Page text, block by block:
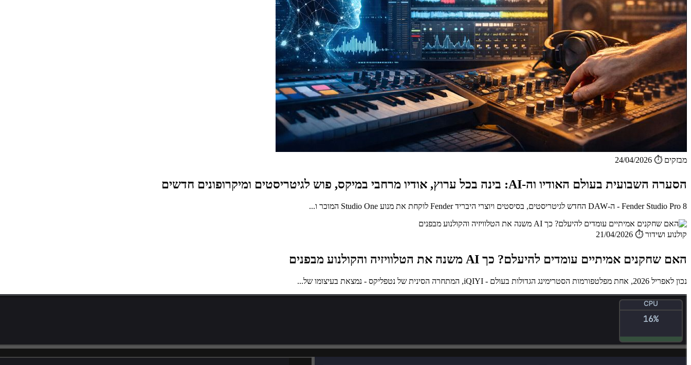
מבזקים ⏱️ 24/04/2026
הסערה השבועית בעולם האודיו וה-AI: בינה בכל ערוץ, אודיו מרחבי במיקס, פוש לגיטריסטים ומיקרופונים חדשים
Fender Studio Pro 8 - ה-DAW החדש לגיטריסטים, בסיסטים ויוצרי היבריד Fender לוקחת את מנוע Studio One המוכר ו...
קולנוע ושידור ⏱️ 21/04/2026
האם שחקנים אמיתיים עומדים להיעלם? כך AI משנה את הטלוויזיה והקולנוע מבפנים
נכון לאפריל 2026, אחת מפלטפורמות הסטרימינג הגדולות בעולם - iQIYI, המתחרה הסינית של נטפליקס - נמצאת בעיצומו של...